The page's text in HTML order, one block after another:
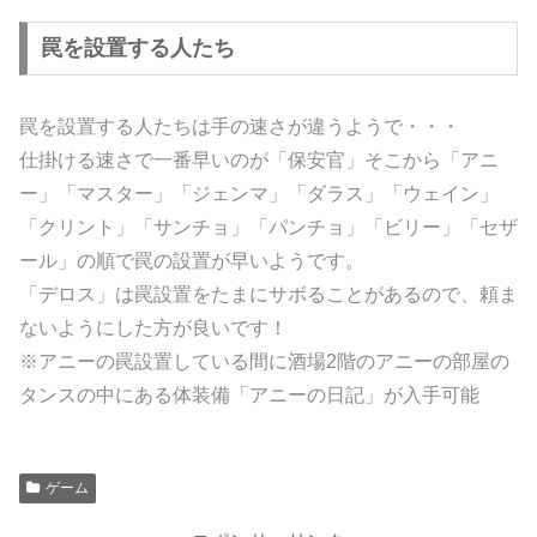
罠を設置する人たち
罠を設置する人たちは手の速さが違うようで・・・
仕掛ける速さで一番早いのが「保安官」そこから「アニ
ー」「マスター」「ジェンマ」「ダラス」「ウェイン」
「クリント」「サンチョ」「パンチョ」「ビリー」「セザ
ール」の順で罠の設置が早いようです。
「デロス」は罠設置をたまにサボることがあるので、頼ま
ないようにした方が良いです！
※アニーの罠設置している間に酒場2階のアニーの部屋の
タンスの中にある体装備「アニーの日記」が入手可能
ゲーム